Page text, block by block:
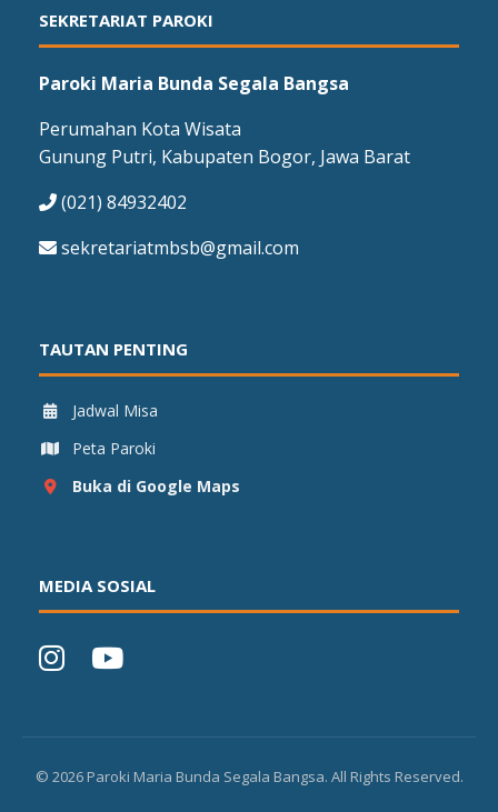
SEKRETARIAT PAROKI
Paroki Maria Bunda Segala Bangsa
Perumahan Kota Wisata
Gunung Putri, Kabupaten Bogor, Jawa Barat
(021) 84932402
sekretariatmbsb@gmail.com
TAUTAN PENTING
Jadwal Misa
Peta Paroki
Buka di Google Maps
MEDIA SOSIAL
© 2026Paroki Maria Bunda Segala Bangsa. All Rights Reserved.